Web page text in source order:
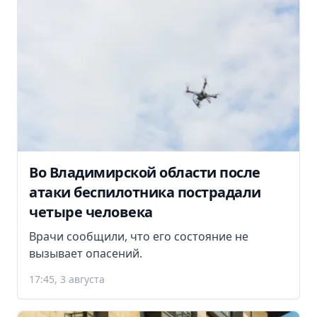
Во Владимирской области после
атаки беспилотника пострадали
четыре человека
Врачи сообщили, что его состояние не
вызывает опасений.
17:45, 3 августа